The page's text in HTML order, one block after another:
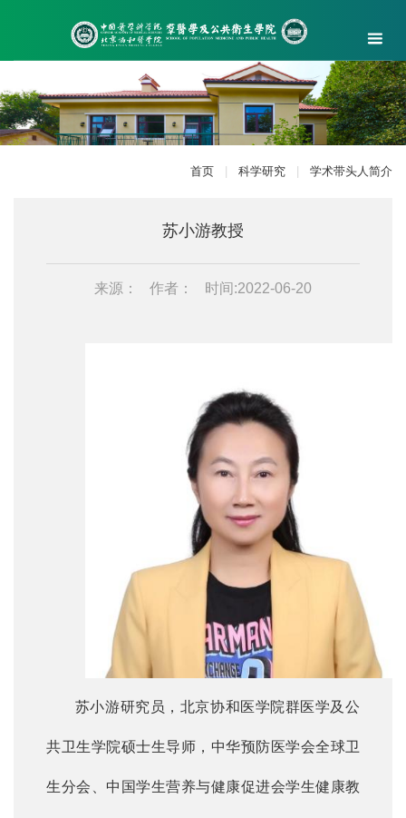
首页 科学研究 学术带头人简介
苏小游教授
来源： 作者： 时间:2022-06-20
苏小游研究员，北京协和医学院群医学及公
共卫生学院硕士生导师，中华预防医学会全球卫
生分会、中国学生营养与健康促进会学生健康教